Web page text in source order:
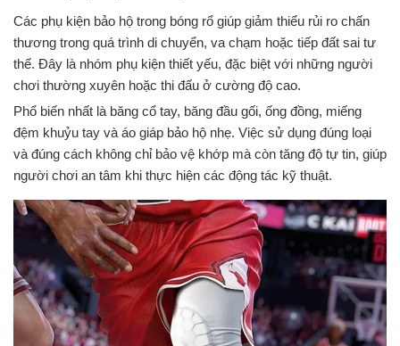
Các phụ kiện bảo hộ trong bóng rổ giúp giảm thiểu rủi ro chấn
thương trong quá trình di chuyển, va chạm hoặc tiếp đất sai tư
thế. Đây là nhóm phụ kiện thiết yếu, đặc biệt với những người
chơi thường xuyên hoặc thi đấu ở cường độ cao.
Phổ biến nhất là băng cổ tay, băng đầu gối, ống đồng, miếng
đệm khuỷu tay và áo giáp bảo hộ nhẹ. Việc sử dụng đúng loại
và đúng cách không chỉ bảo vệ khớp mà còn tăng độ tự tin, giúp
người chơi an tâm khi thực hiện các động tác kỹ thuật.